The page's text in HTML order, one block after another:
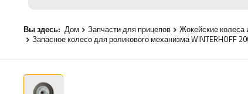
Вы здесь: Дом Запчасти для прицепов Жокейские колеса
Запасное колесо для роликового механизма WINTERHOFF